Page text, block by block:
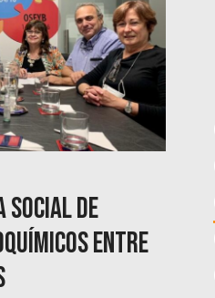
social de
entre